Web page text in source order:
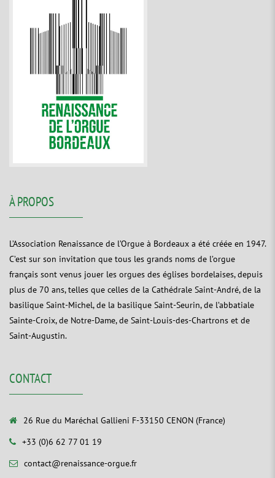
À PROPOS
L’Association Renaissance de l’Orgue à Bordeaux a été créée en 1947.
C’est sur son invitation que tous les grands noms de l’orgue
français sont venus jouer les orgues des églises bordelaises, depuis
plus de 70 ans, telles que celles de la Cathédrale Saint-André, de la
basilique Saint-Michel, de la basilique Saint-Seurin, de l’abbatiale
Sainte-Croix, de Notre-Dame, de Saint-Louis-des-Chartrons et de
Saint-Augustin.
CONTACT
26 Rue du Maréchal Gallieni F-33150 CENON (France)
+33 (0)6 62 77 01 19
contact@renaissance-orgue.fr